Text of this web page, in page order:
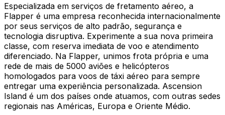
Especializada em serviços de fretamento aéreo, a
Flapper é uma empresa reconhecida internacionalmente
por seus serviços de alto padrão, segurança e
tecnologia disruptiva. Experimente a sua nova primeira
classe, com reserva imediata de voo e atendimento
diferenciado. Na Flapper, unimos frota própria e uma
rede de mais de 5000 aviões e helicópteros
homologados para voos de táxi aéreo para sempre
entregar uma experiência personalizada. Ascension
Island é um dos países onde atuamos, com outras sedes
regionais nas Américas, Europa e Oriente Médio.